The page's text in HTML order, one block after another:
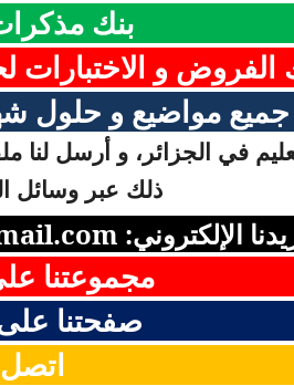
بنك
الفروض و الاختبارات
جميع مواضيع و حلول
في الجزائر، و أرسل لنا
ذلك عبر وسائل
الإلكتروني:
مجموعتنا
صفحتنا
اتصل